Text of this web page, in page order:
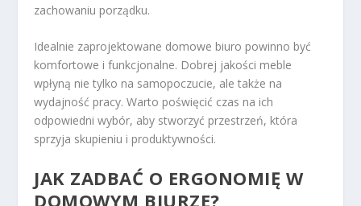
zachowaniu porządku.
Idealnie zaprojektowane domowe biuro powinno być
komfortowe i funkcjonalne. Dobrej jakości meble
wpłyną nie tylko na samopoczucie, ale także na
wydajność pracy. Warto poświęcić czas na ich
odpowiedni wybór, aby stworzyć przestrzeń, która
sprzyja skupieniu i produktywności.
JAK ZADBAĆ O ERGONOMIĘ W
DOMOWYM BIURZE?